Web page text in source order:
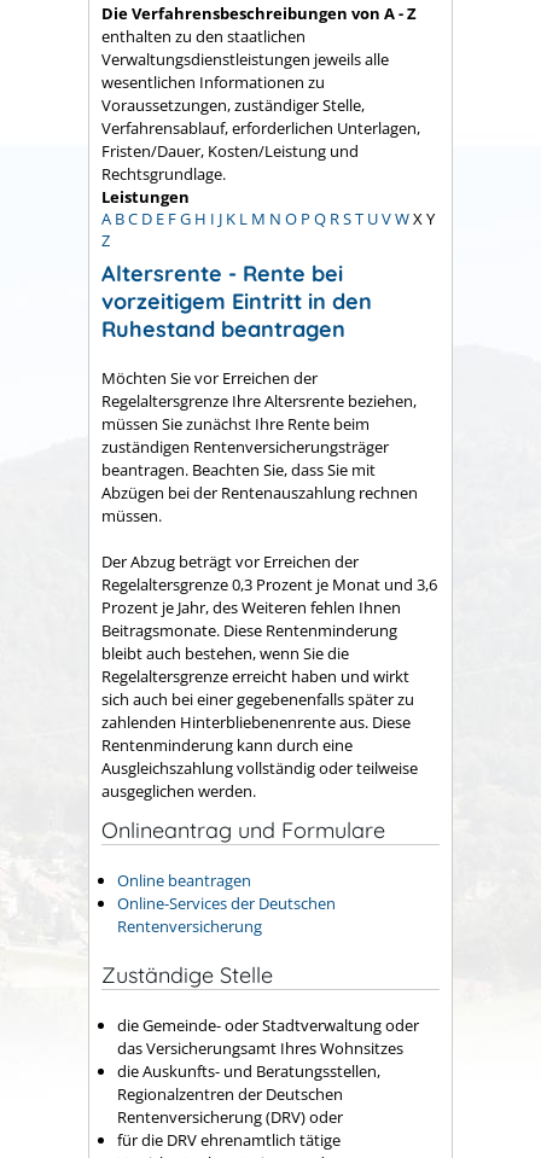
Die Verfahrensbeschreibungen von A - Z
enthalten zu den staatlichen
Verwaltungsdienstleistungen jeweils alle
wesentlichen Informationen zu
Voraussetzungen, zuständiger Stelle,
Verfahrensablauf, erforderlichen Unterlagen,
Fristen/Dauer, Kosten/Leistung und
Rechtsgrundlage.
Leistungen
A BC D E FG H I J K L M N O P Q RST UVWX Y
Z
Altersrente - Rente bei
vorzeitigem Eintritt in den
Ruhestand beantragen
Möchten Sie vor Erreichen der
Regelaltersgrenze Ihre Altersrente beziehen,
müssen Sie zunächst Ihre Rente beim
zuständigen Rentenversicherungsträger
beantragen. Beachten Sie, dass Sie mit
Abzügen bei der Rentenauszahlung rechnen
müssen.
Der Abzug beträgt vor Erreichen der
Regelaltersgrenze 0,3 Prozent je Monat und 3,6
Prozent je Jahr, des Weiteren fehlen Ihnen
Beitragsmonate. Diese Rentenminderung
bleibt auch bestehen, wenn Sie die
Regelaltersgrenze erreicht haben und wirkt
sich auch bei einer gegebenenfalls später zu
zahlenden Hinterbliebenenrente aus. Diese
Rentenminderung kann durch eine
Ausgleichszahlung vollständig oder teilweise
ausgeglichen werden.
Onlineantrag und Formulare
Online beantragen
Online-Services der Deutschen
Rentenversicherung
Zuständige Stelle
die Gemeinde- oder Stadtverwaltung oder
das Versicherungsamt Ihres Wohnsitzes
die Auskunfts- und Beratungsstellen,
Regionalzentren der Deutschen
Rentenversicherung (DRV) oder
für die DRV ehrenamtlich tätige